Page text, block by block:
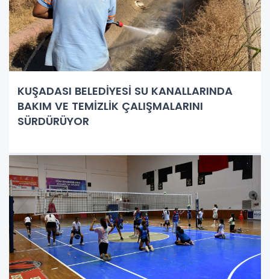
KUŞADASI BELEDİYESİ SU KANALLARINDA
BAKIM VE TEMİZLİK ÇALIŞMALARINI
SÜRDÜRÜYOR